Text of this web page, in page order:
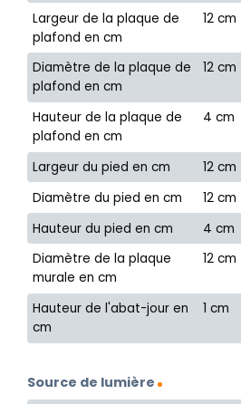
Largeur de la plaque de
plafond en cm
12 cm
Diamètre de la plaque de
plafond en cm
12 cm
Hauteur de la plaque de
plafond en cm
4 cm
Largeur du pied en cm
12 cm
Diamètre du pied en cm
12 cm
Hauteur du pied en cm
4 cm
Diamètre de la plaque
murale en cm
12 cm
Hauteur de l'abat-jour en
cm
1 cm
Source de lumière